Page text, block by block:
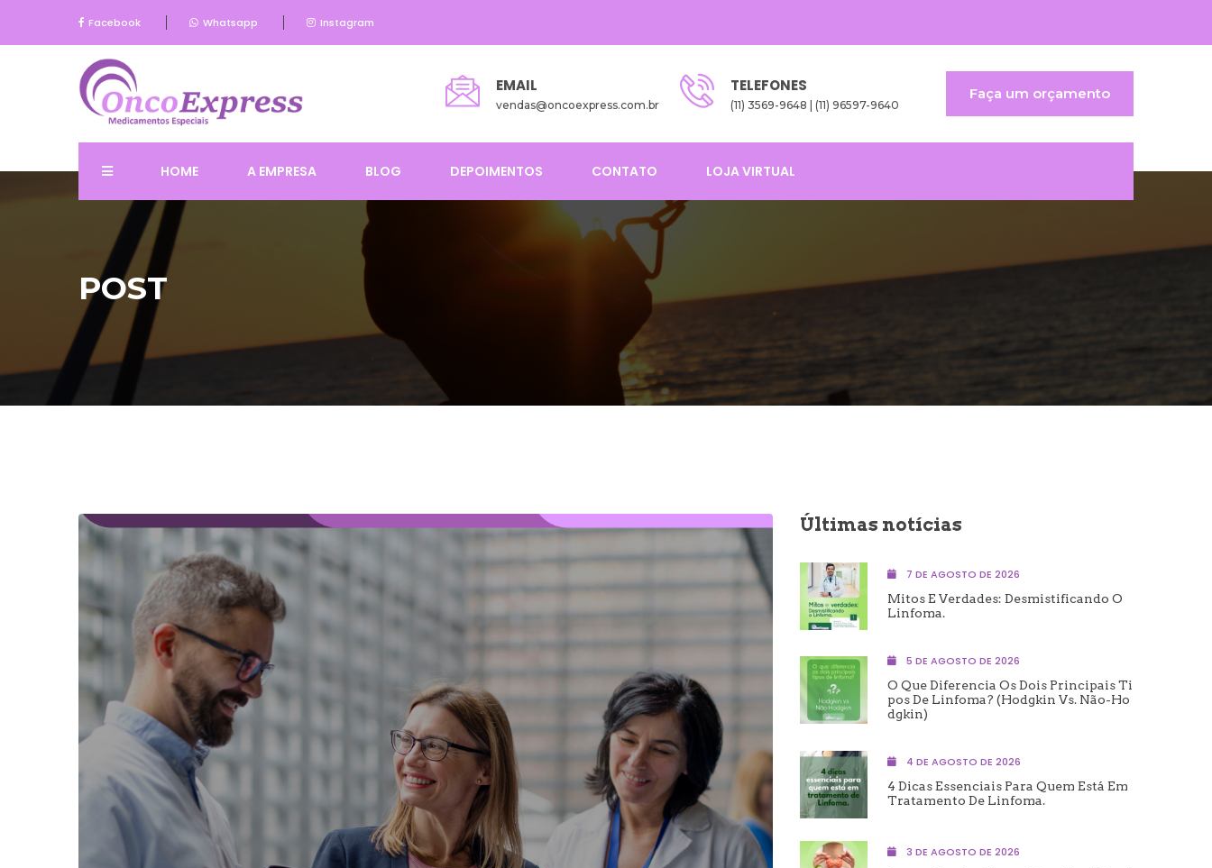
Facebook Whatsapp Instagram
EMAIL
vendas@oncoexpress.com.br
TELEFONES
(11) 3569-9648 | (11) 96597-9640
Faça um orçamento
HOME A EMPRESA BLOG DEPOIMENTOS CONTATO LOJA VIRTUAL
POST
Últimas notícias
7 DE AGOSTO DE 2026
Mitos E Verdades: Desmistificando O
Linfoma.
5 DE AGOSTO DE 2026
O Que Diferencia Os Dois Principais Ti
Pos De Linfoma? (Hodgkin Vs. Não-Ho
Dgkin)
4 DE AGOSTO DE 2026
4 Dicas Essenciais Para Quem Está Em
Tratamento De Linfoma.
3 DE AGOSTO DE 2026